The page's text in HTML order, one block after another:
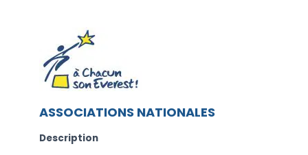
ASSOCIATIONS NATIONALES
Description